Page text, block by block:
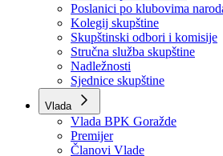
Skupština BPK Goražde
Rukovodstvo
Poslanici po strankama
Poslanici po klubovima naroda
Kolegij skupštine
Skupštinski odbori i komisije
Stručna služba skupštine
Nadležnosti
Sjednice skupštine
Vlada